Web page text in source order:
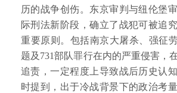
历的战争创伤。东京审判与纽伦堡
际刑法新阶段，确立了战犯可被追
重要原则。包括南京大屠杀、强征
题及731部队罪行在内的严重侵害，
追责，一定程度上导致战后历史认
时提到，出于冷战背景下的政治考